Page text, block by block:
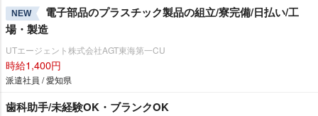
NEW
電子部品のプラスチック製品の組立/寮完備/日払い/工
場・製造
UTエージェント株式会社AGT東海第一CU
時給1,400円
派遣社員 / 愛知県
歯科助手/未経験OK・ブランクOK